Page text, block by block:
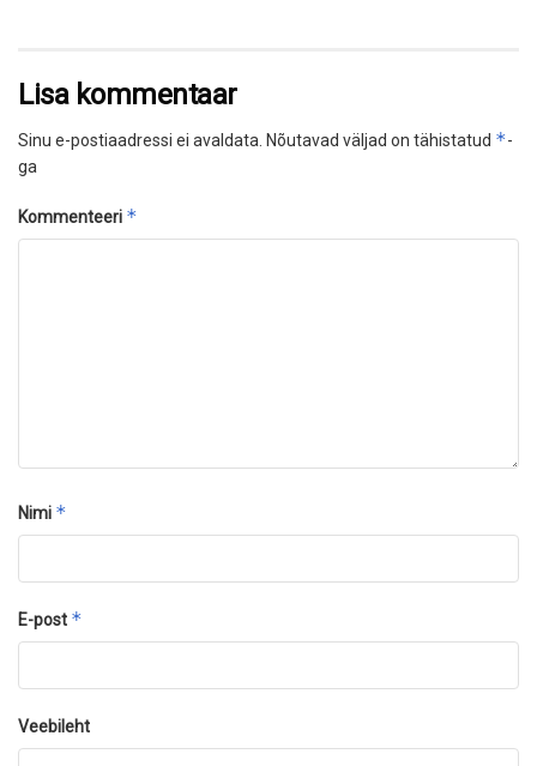
Lisa kommentaar
Sinu e-postiaadressi ei avaldata. Nõutavad väljad on tähistatud *-
ga
Kommenteeri *
Nimi *
E-post *
Veebileht